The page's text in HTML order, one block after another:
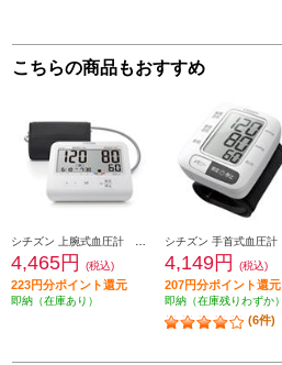
こちらの商品もおすすめ
4,465円 (税込)
223円分ポイント還元
即納（在庫あり）
4,149円 (税込)
207円分ポイント還元
即納（在庫残りわずか）
(6件)